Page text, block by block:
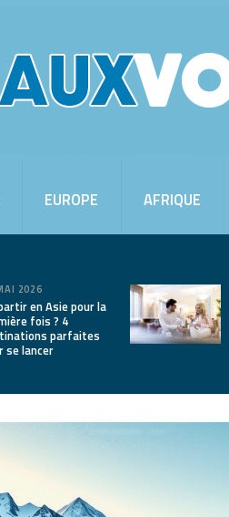
EUROPE AFRIQUE
2026
en Asie pour la
fois ? 4
parfaites
se lancer